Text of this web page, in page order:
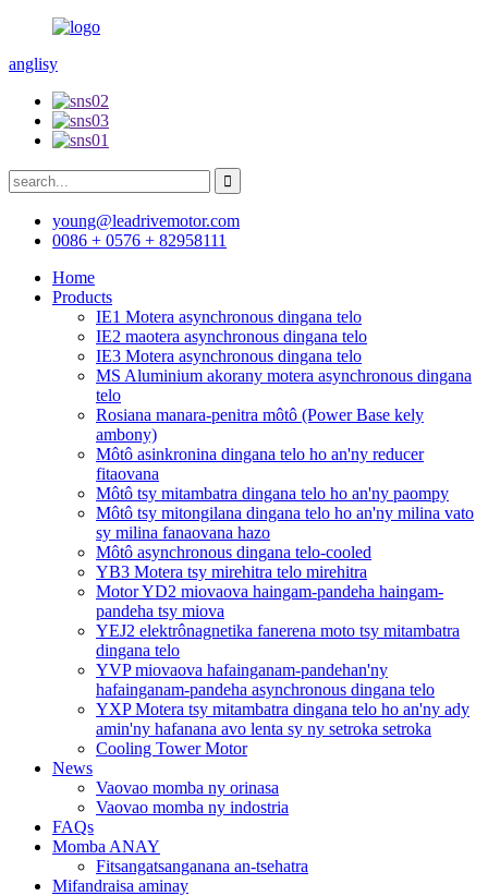
anglisy
young@leadrivemotor.com
0086 + 0576 + 82958111
Home
Products
IE1 Motera asynchronous dingana telo
IE2 maotera asynchronous dingana telo
IE3 Motera asynchronous dingana telo
MS Aluminium akorany motera asynchronous dingana
telo
Rosiana manara-penitra môtô (Power Base kely
ambony)
Môtô asinkronina dingana telo ho an'ny reducer
fitaovana
Môtô tsy mitambatra dingana telo ho an'ny paompy
Môtô tsy mitongilana dingana telo ho an'ny milina vato
sy milina fanaovana hazo
Môtô asynchronous dingana telo-cooled
YB3 Motera tsy mirehitra telo mirehitra
Motor YD2 miovaova haingam-pandeha haingam-
pandeha tsy miova
YEJ2 elektrônagnetika fanerena moto tsy mitambatra
dingana telo
YVP miovaova hafainganam-pandehan'ny
hafainganam-pandeha asynchronous dingana telo
YXP Motera tsy mitambatra dingana telo ho an'ny ady
amin'ny hafanana avo lenta sy ny setroka setroka
Cooling Tower Motor
News
Vaovao momba ny orinasa
Vaovao momba ny indostria
FAQs
Momba ANAY
Fitsangatsanganana an-tsehatra
Mifandraisa aminay